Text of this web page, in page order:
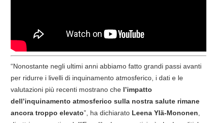
“Nonostante negli ultimi anni abbiamo fatto grandi passi avanti
per ridurre i livelli di inquinamento atmosferico, i dati e le
valutazioni più recenti mostrano che l’impatto
dell’inquinamento atmosferico sulla nostra salute rimane
ancora troppo elevato”, ha dichiarato Leena Ylä-Mononen